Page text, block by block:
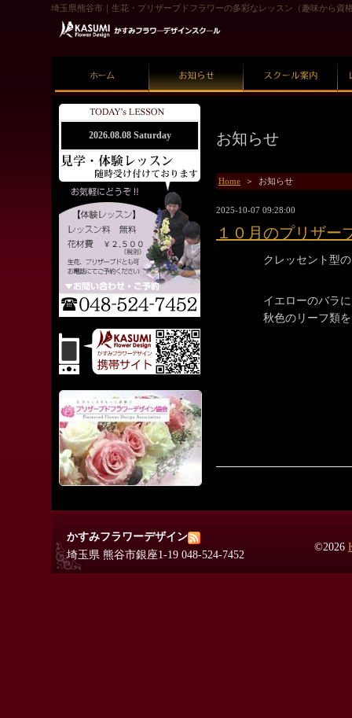
埼玉県熊谷市｜生花・プリザーブドフラワーの多彩なレッスン（趣味から
お知らせ
Home ＞ お知らせ
2025-10-07 09:28:00
１０月のプリザー
クレッセント型
イエローのバラ
秋色のリーフ類
2026.08.08 Saturday
©2026
かすみフラワーデザイン
埼玉県 熊谷市銀座1-19 048-524-7452